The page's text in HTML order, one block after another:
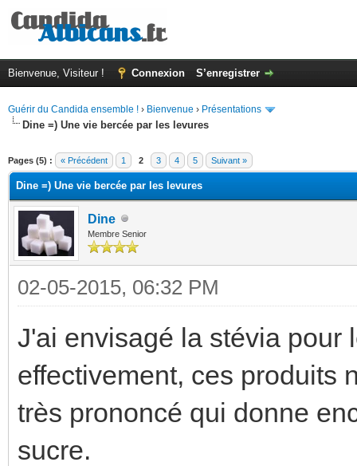
Bienvenue, Visiteur ! Connexion S’enregistrer
Guérir du Candida ensemble ! › Bienvenue › Présentations
Dine =) Une vie bercée par les levures
Pages (5) : « Précédent 1 2 3 4 5 Suivant »
Dine =) Une vie bercée par les levures
Dine
Membre Senior
02-05-2015, 06:32 PM
J'ai envisagé la stévia pour
effectivement, ces produits
très prononcé qui donne
sucre.